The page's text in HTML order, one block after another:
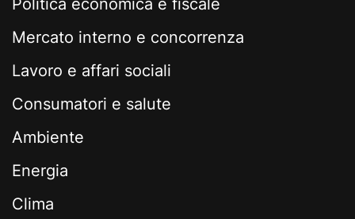
Politica economica e fiscale
Mercato interno e concorrenza
Lavoro e affari sociali
Consumatori e salute
Ambiente
Energia
Clima